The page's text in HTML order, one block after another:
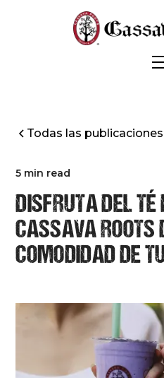
Todas las publicaciones
5 min read
DISFRUTA DEL TÉ
CASSAVA ROOTS
COMODIDAD DE